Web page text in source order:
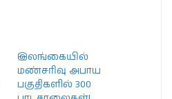
இலங்கையில்
மண்சரிவு அபாய
பகுதிகளில் 300